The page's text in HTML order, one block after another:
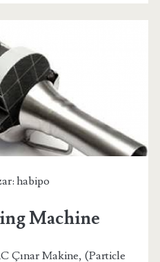
habipo
Machine
Çınar Makine, (Particle